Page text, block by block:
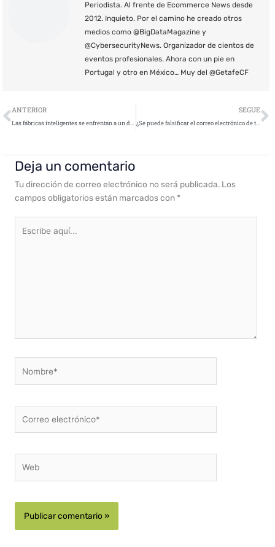
Periodista. Al frente de Ecommerce News desde
2012. Inquieto. Por el camino he creado otros
medios como @BigDataMagazine y
@CybersecurityNews. Organizador de cientos de
eventos profesionales. Ahora con un pie en
Portugal y otro en México… Muy del @GetafeCF
Ant
ANTERIOR
Las fábricas inteligentes se enfrentan a un dilema de seguridad al abordar las nuevas amenazas del 5G
SEGUE
¿Se puede falsificar el correo electrónico de tu empresa? Comprobamos la seguridad de su dominio
Deja un comentario
Tu dirección de correo electrónico no será publicada. Los
campos obligatorios están marcados con *
aquí...
electrónico*